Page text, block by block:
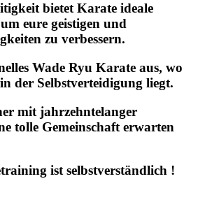
bietet Karate ideale
eure geistigen und
zu verbessern.
Wade Ryu Karate aus, wo
der Selbstverteidigung liegt.
mit jahrzehntelanger
tolle Gemeinschaft erwarten
ist selbstverständlich !